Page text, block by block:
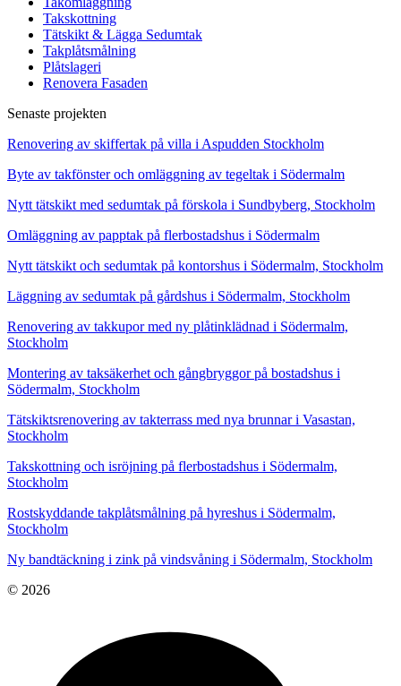
Takskottning
Tätskikt & Lägga Sedumtak
Takplåtsmålning
Plåtslageri
Renovera Fasaden
Senaste projekten
Renovering av skiffertak på villa i Aspudden Stockholm
Byte av takfönster och omläggning av tegeltak i Södermalm
Nytt tätskikt med sedumtak på förskola i Sundbyberg, Stockholm
Omläggning av papptak på flerbostadshus i Södermalm
Nytt tätskikt och sedumtak på kontorshus i Södermalm, Stockholm
Läggning av sedumtak på gårdshus i Södermalm, Stockholm
Renovering av takkupor med ny plåtinklädnad i Södermalm,
Stockholm
Montering av taksäkerhet och gångbryggor på bostadshus i
Södermalm, Stockholm
Tätskiktsrenovering av takterrass med nya brunnar i Vasastan,
Stockholm
Takskottning och isröjning på flerbostadshus i Södermalm,
Stockholm
Rostskyddande takplåtsmålning på hyreshus i Södermalm,
Stockholm
Ny bandtäckning i zink på vindsvåning i Södermalm, Stockholm
© 2026